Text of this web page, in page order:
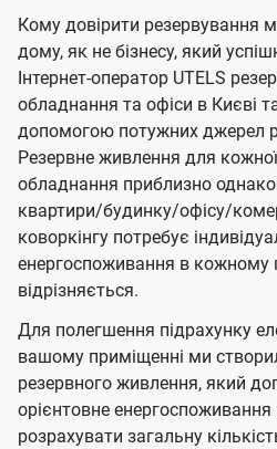
Кому довірити резервування
дому, як не бізнесу, який
Інтернет-оператор UTELS
обладнання та офіси в Києві
допомогою потужних джерел
Резервне живлення для
обладнання приблизно
квартири/будинку/офісу/
коворкінгу потребує
енергоспоживання в кожному
відрізняється.
Для полегшення підрахунку
вашому приміщенні ми
резервного живлення, який
орієнтовне
розрахувати загальну